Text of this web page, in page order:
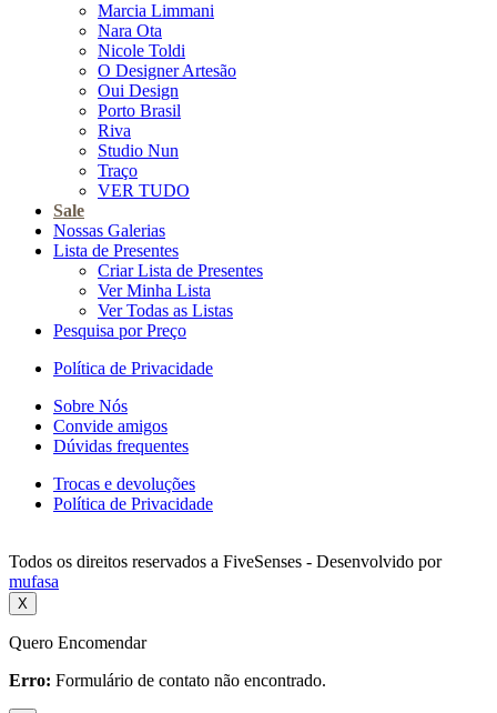
Marcia Limmani
Nara Ota
Nicole Toldi
O Designer Artesão
Oui Design
Porto Brasil
Riva
Studio Nun
Traço
VER TUDO
Sale
Nossas Galerias
Lista de Presentes
Criar Lista de Presentes
Ver Minha Lista
Ver Todas as Listas
Pesquisa por Preço
Política de Privacidade
Sobre Nós
Convide amigos
Dúvidas frequentes
Trocas e devoluções
Política de Privacidade
Todos os direitos reservados a FiveSenses - Desenvolvido por
mufasa
X
Quero Encomendar
Erro: Formulário de contato não encontrado.